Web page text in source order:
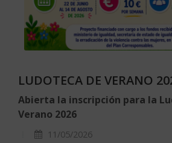
LUDOTECA DE VERANO
Abierta la inscripción para la
Verano 2026
11/05/2026